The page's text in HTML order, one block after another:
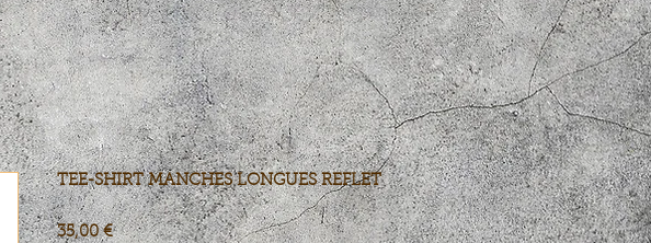
TEE-SHIRT MANCHES LONGUES REFLET
35,00 €Prix